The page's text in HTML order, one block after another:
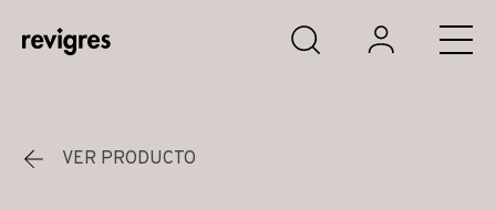
Saltar al contenido principal
VER PRODUCTO